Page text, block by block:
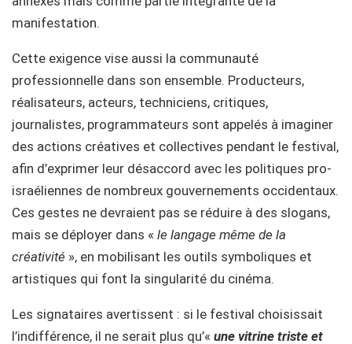
manifestation.
Cette exigence vise aussi la communauté
professionnelle dans son ensemble. Producteurs,
réalisateurs, acteurs, techniciens, critiques,
journalistes, programmateurs sont appelés à imaginer
des actions créatives et collectives pendant le festival,
afin d’exprimer leur désaccord avec les politiques pro-
israéliennes de nombreux gouvernements occidentaux.
Ces gestes ne devraient pas se réduire à des slogans,
mais se déployer dans « le langage même de la
créativité », en mobilisant les outils symboliques et
artistiques qui font la singularité du cinéma.
Les signataires avertissent : si le festival choisissait
l’indifférence, il ne serait plus qu’« une vitrine triste et